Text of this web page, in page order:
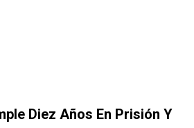
Diez Años En Prisión Y